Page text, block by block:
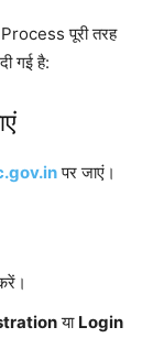
पूरी तरह
गई है:
पर जाएं।
या Login